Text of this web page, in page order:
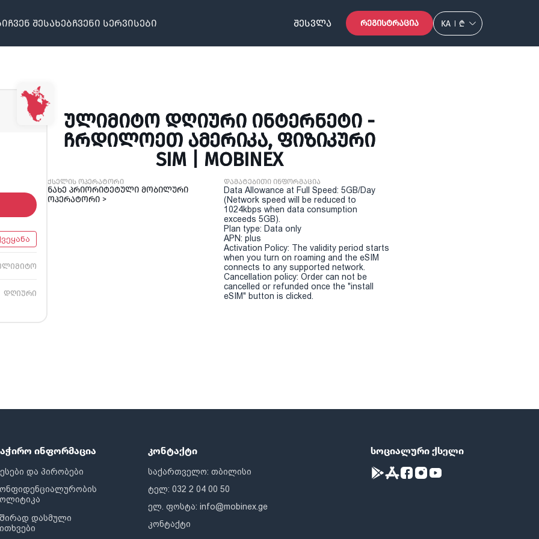
ჩვენ შესახებჩვენი სერვისები ᲨᲔᲡᲕᲚᲐ ᲠᲔᲒᲘᲡᲢᲠᲐᲪᲘᲐ KA ₾
დღიური
ᲣᲚᲘᲛᲘᲢᲝ ᲓᲦᲘᲣᲠᲘ ᲘᲜᲢᲔᲠᲜᲔᲢᲘ -
ᲩᲠᲓᲘᲚᲝᲔᲗ ᲐᲛᲔᲠᲘᲙᲐ, ᲤᲘᲖᲘᲙᲣᲠᲘ
SIM | MOBINEX
ქსელის ოპერატორი
ნახე პრიორიტეტული მობილური
ოპერატორი >
დამატებითი ინფორმაცია
Data Allowance at Full Speed: 5GB/Day
(Network speed will be reduced to
1024kbps when data consumption
exceeds 5GB).
Plan type: Data only
APN: plus
Activation Policy: The validity period starts
when you turn on roaming and the eSIM
connects to any supported network.
Cancellation policy: Order can not be
cancelled or refunded once the "install
eSIM" button is clicked.
ინფორმაცია
და პირობები
დასმული
კონტაქტი
საქართველო: თბილისი
ტელ: 032 2 04 00 50
ელ. ფოსტა:info@mobinex.ge
კონტაქტი
სოციალური ქსელი